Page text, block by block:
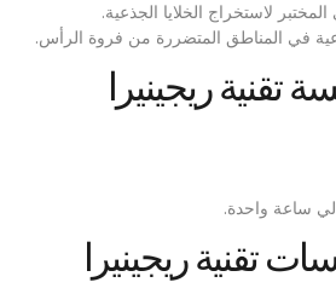
لاستخراج الخلايا الجذعية.
في المناطق المتضررة من فروة الرأس.
ريجينيرا
ساعة واحدة.
تقنية ريجينيرا